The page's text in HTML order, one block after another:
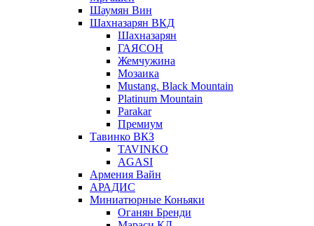
Шаумян Вин
Шахназарян ВКД
Шахназарян
ГАЯСОН
Жемчужина
Мозаика
Mustang. Black Mountain
Platinum Mountain
Parakar
Премиум
Тавинко ВКЗ
TAVINKO
AGASI
Армения Вайн
АРАДИС
Миниатюрные Коньяки
Оганян Бренди